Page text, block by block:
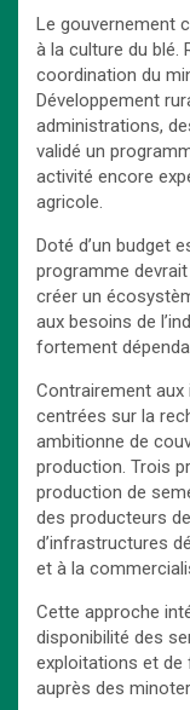
Le gouvernement
à la culture du blé.
coordination du
Développement
administrations,
validé un
activité encore
agricole.
Doté d’un budget
programme
créer un
aux besoins de
fortement
Contrairement
centrées sur la
ambitionne de
production. Trois
production de
des producteurs
d’infrastructures
et à la
Cette approche
disponibilité des
exploitations et de
auprès des